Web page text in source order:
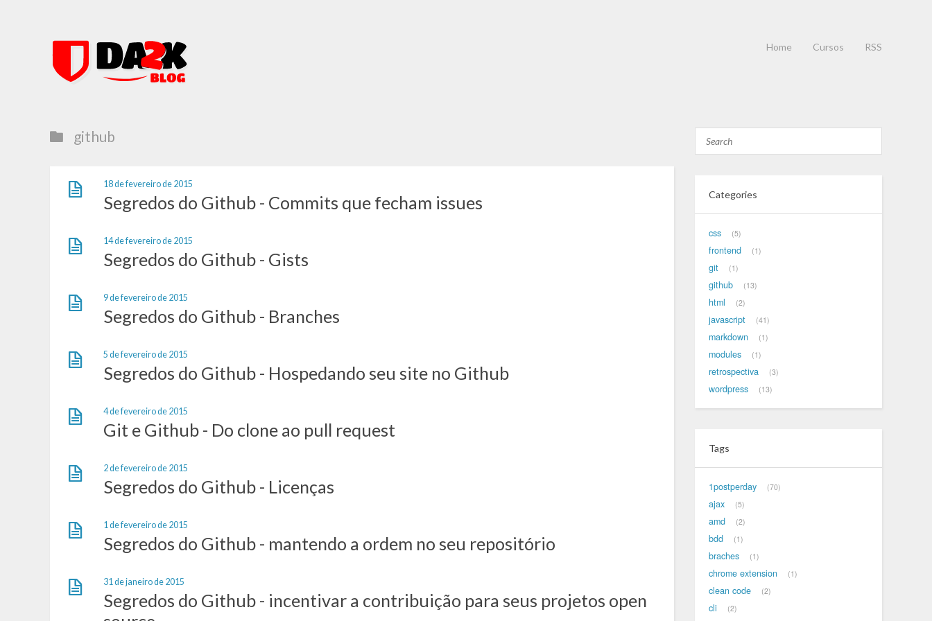
Home Cursos RSS
github
18 de fevereiro de 2015
Segredos do Github - Commits que fecham issues
14 de fevereiro de 2015
Segredos do Github - Gists
9 de fevereiro de 2015
Segredos do Github - Branches
5 de fevereiro de 2015
Segredos do Github - Hospedando seu site no Github
4 de fevereiro de 2015
Git e Github - Do clone ao pull request
2 de fevereiro de 2015
Segredos do Github - Licenças
1 de fevereiro de 2015
Segredos do Github - mantendo a ordem no seu repositório
31 de janeiro de 2015
Segredos do Github - incentivar a contribuição para seus projetos open
Categories
css 5
frontend 1
git 1
github 13
html 2
javascript 41
markdown 1
modules 1
retrospectiva 3
wordpress 13
Tags
1postperday 70
ajax 5
amd 2
bdd 1
braches 1
chrome extension 1
clean code 2
cli 2